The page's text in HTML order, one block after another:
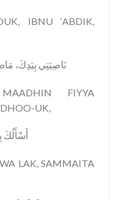
IBNU ‘ABDIK,
نَاصِيَتِي بِيَدِكَ،
FIYYA
UK,
أَسْأَلُكَ
LAK, SAMMAITA